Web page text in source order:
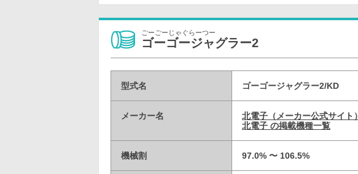
ごーごーじゃぐらーつー
ゴーゴージャグラー2
型式名 ゴーゴージャグラー2/KD
メーカー名
北電子（メーカー公式サイト）
北電子 の掲載機種一覧
機械割 97.0% 〜 106.5%